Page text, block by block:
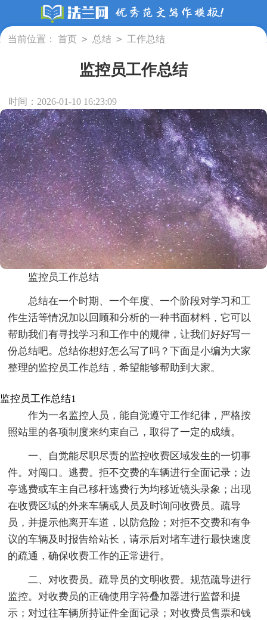
当前位置： 首页 > 总结 > 工作总结
监控员工作总结
时间：2026-01-10 16:23:09
监控员工作总结
总结在一个时期、一个年度、一个阶段对学习和工
作生活等情况加以回顾和分析的一种书面材料，它可以
帮助我们有寻找学习和工作中的规律，让我们好好写一
份总结吧。总结你想好怎么写了吗？下面是小编为大家
整理的监控员工作总结，希望能够帮助到大家。
监控员工作总结1
作为一名监控人员，能自觉遵守工作纪律，严格按
照站里的各项制度来约束自己，取得了一定的成绩。
一、自觉能尽职尽责的监控收费区域发生的一切事
件。对闯口。逃费。拒不交费的车辆进行全面记录；边
亭逃费或车主自己移杆逃费行为均移近镜头录象；出现
在收费区域的外来车辆或人员及时询问收费员。疏导
员，并提示他离开车道，以防危险；对拒不交费和有争
议的车辆及时报告给站长，请示后对堵车进行最快速度
的疏通，确保收费工作的正常进行。
二、对收费员。疏导员的文明收费。规范疏导进行
监控。对收费员的正确使用字符叠加器进行监督和提
示；对过往车辆所持证件全面记录；对收费员售票和钱